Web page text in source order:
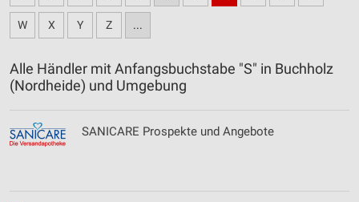
W X Y Z ...
Alle Händler mit Anfangsbuchstabe "S" in Buchholz
(Nordheide) und Umgebung
SANICARE Prospekte und Angebote